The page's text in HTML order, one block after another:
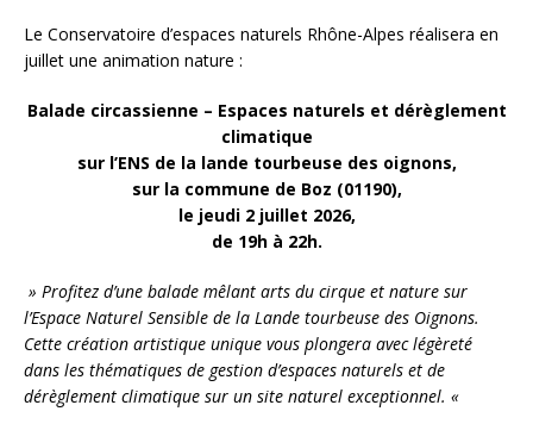
Le Conservatoire d’espaces naturels Rhône-Alpes réalisera en
juillet une animation nature :
Balade circassienne – Espaces naturels et dérèglement
climatique
sur l’ENS de la lande tourbeuse des oignons,
sur la commune de Boz (01190),
le jeudi 2 juillet 2026,
de 19h à 22h.
» Profitez d’une balade mêlant arts du cirque et nature sur
l’Espace Naturel Sensible de la Lande tourbeuse des Oignons.
Cette création artistique unique vous plongera avec légèreté
dans les thématiques de gestion d’espaces naturels et de
dérèglement climatique sur un site naturel exceptionnel. «